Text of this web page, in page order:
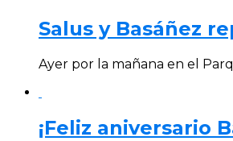
Salus y Basáñez
Ayer por la mañana en el
¡Feliz aniversario